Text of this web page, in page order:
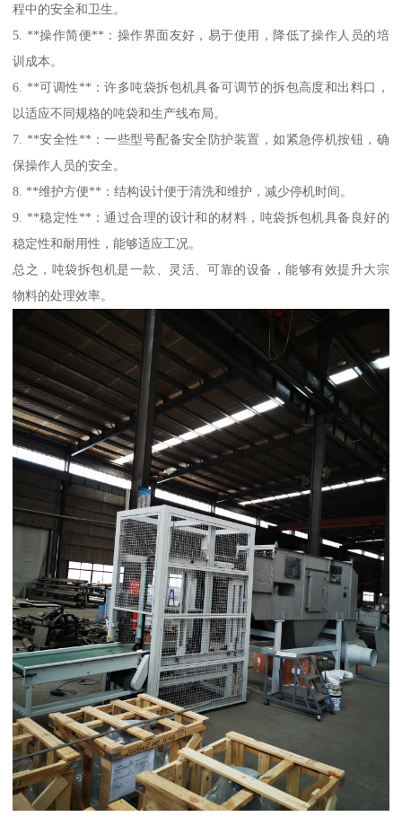
程中的安全和卫生。
5. **操作简便**：操作界面友好，易于使用，降低了操作人员的培
训成本。
6. **可调性**：许多吨袋拆包机具备可调节的拆包高度和出料口，
以适应不同规格的吨袋和生产线布局。
7. **安全性**：一些型号配备安全防护装置，如紧急停机按钮，确
保操作人员的安全。
8. **维护方便**：结构设计便于清洗和维护，减少停机时间。
9. **稳定性**：通过合理的设计和的材料，吨袋拆包机具备良好的
稳定性和耐用性，能够适应工况。
总之，吨袋拆包机是一款、灵活、可靠的设备，能够有效提升大宗
物料的处理效率。